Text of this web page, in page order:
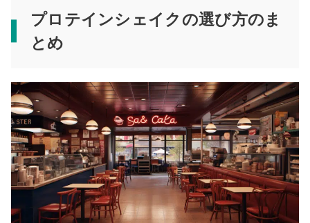
プロテインシェイクの選び方のま
とめ